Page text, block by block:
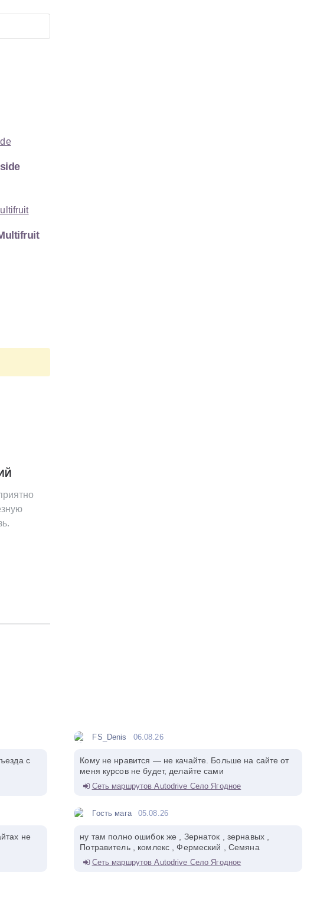
с
не
FS_Denis 06.08.26
Кому не нравится — не качайте. Больше на сайте от
меня курсов не будет, делайте сами
Сеть маршрутов Autodrive Село Ягодное
Гость мага 05.08.26
ну там полно ошибок же , Зернаток , зернавых ,
Потравитель , комлекс , Фермеский , Семяна
Сеть маршрутов Autodrive Село Ягодное